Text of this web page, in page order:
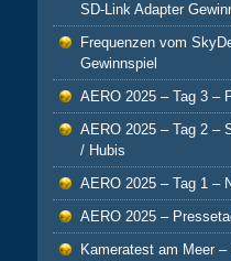
SD-Link Adapter
Frequenzen vom
Gewinnspiel
AERO 2025 – Tag 3 –
AERO 2025 – Tag 2 –
/ Hubis
AERO 2025 – Tag 1 –
AERO 2025 –
Kameratest am Meer